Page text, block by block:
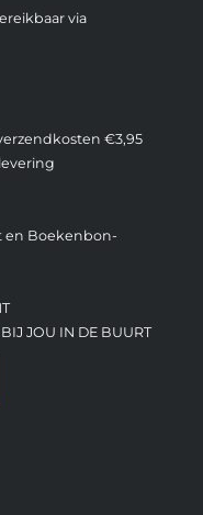
via
€3,95
en Boekenbon-
JOU IN DE BUURT